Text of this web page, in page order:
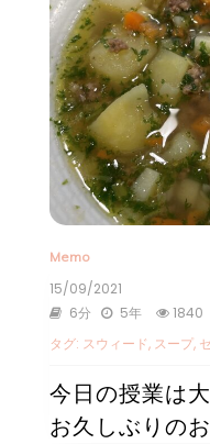
Memo
15/09/2021
6分
5年
1840
タグ: スウィード, スープ,
今日の授業は
お久しぶりの